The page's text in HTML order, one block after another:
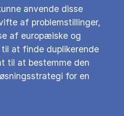
anvende disse
af problemstillinger,
af europæiske og
til at finde duplikerende
til at bestemme den
for en